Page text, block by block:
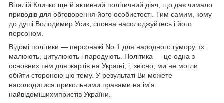
Віталій Кличко ще й активний політичний діяч, що дає чимало
приводів для обговорення його особистості. Тим самим, кому
до душі Володимир Усик, сповна насолоджуйтесь і його
персоном.
Відомі політики — персонажі No 1 для народного гумору, їх
малюють, цитулюють і пародують. Політика — це одна з
основних тем для жартів на Україні, і, звісно, ми не могли
обійти стороною цю тему. У результаті Ви можете
насолодитися прикольними правами на ім'я
найвідомішихмпристів України.